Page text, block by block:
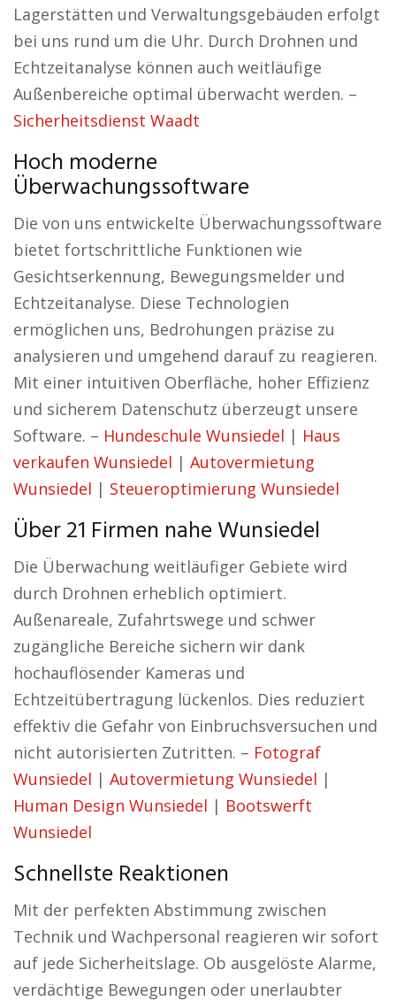
Lagerstätten und Verwaltungsgebäuden erfolgt
bei uns rund um die Uhr. Durch Drohnen und
Echtzeitanalyse können auch weitläufige
Außenbereiche optimal überwacht werden. –
Sicherheitsdienst Waadt
Hoch moderne
Überwachungssoftware
Die von uns entwickelte Überwachungssoftware
bietet fortschrittliche Funktionen wie
Gesichtserkennung, Bewegungsmelder und
Echtzeitanalyse. Diese Technologien
ermöglichen uns, Bedrohungen präzise zu
analysieren und umgehend darauf zu reagieren.
Mit einer intuitiven Oberfläche, hoher Effizienz
und sicherem Datenschutz überzeugt unsere
Software. – Hundeschule Wunsiedel | Haus
verkaufen Wunsiedel | Autovermietung
Wunsiedel | Steueroptimierung Wunsiedel
Über 21 Firmen nahe Wunsiedel
Die Überwachung weitläufiger Gebiete wird
durch Drohnen erheblich optimiert.
Außenareale, Zufahrtswege und schwer
zugängliche Bereiche sichern wir dank
hochauflösender Kameras und
Echtzeitübertragung lückenlos. Dies reduziert
effektiv die Gefahr von Einbruchsversuchen und
nicht autorisierten Zutritten. – Fotograf
Wunsiedel | Autovermietung Wunsiedel |
Human Design Wunsiedel | Bootswerft
Wunsiedel
Schnellste Reaktionen
Mit der perfekten Abstimmung zwischen
Technik und Wachpersonal reagieren wir sofort
auf jede Sicherheitslage. Ob ausgelöste Alarme,
verdächtige Bewegungen oder unerlaubter